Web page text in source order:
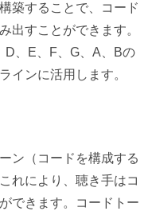
築することで、コード
出すことができます。
D、E、F、G、A、Bの
インに活用します。
ン（コードを構成する
れにより、聴き手はコ
できます。コードトー